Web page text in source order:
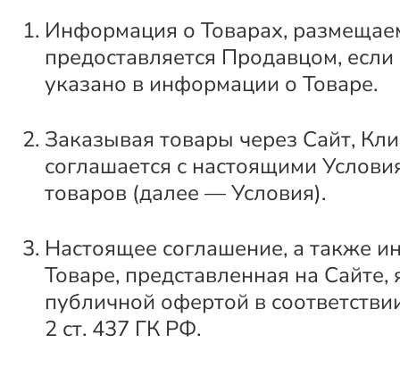
Информация о Товарах,
предоставляется Продавцом,
указано в информации о Товаре.
Заказывая товары через Сайт,
соглашается с настоящими
товаров (далее — Условия).
Настоящее соглашение, а также
Товаре, представленная на Сайте,
публичной офертой в
2 ст. 437 ГК РФ.